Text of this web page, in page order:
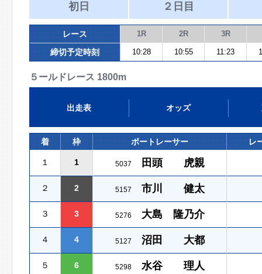
初日 ２日目
レース 1R 2R 3R
締切予定時刻 10:28 10:55 11:23
５ールドレース 1800m
出走表 オッズ
着 枠 ボートレーサー レ
１ 1 5037 田頭 虎親
２ 2 5157 市川 健太
３ 3 5276 大島 隆乃介
４ 4 5127 沼田 大都
５ 6 5298 水谷 理人